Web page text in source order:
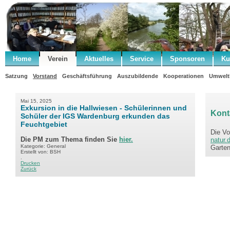
Home Verein Aktuelles Service Sponsoren
Satzung Vorstand Geschäftsführung Auszubildende Kooperationen
.
Mai 15, 2025
Exkursion in die Hallwiesen - Schülerinnen und
Schüler der IGS Wardenburg erkunden das
Feuchtgebiet
Die PM zum Thema finden Sie hier.
Kategorie: General
Erstellt von: BSH
Drucken
Zurück
Die